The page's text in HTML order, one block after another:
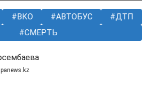
ВКО АВТОБУС
ДТП
СМЕРТЬ